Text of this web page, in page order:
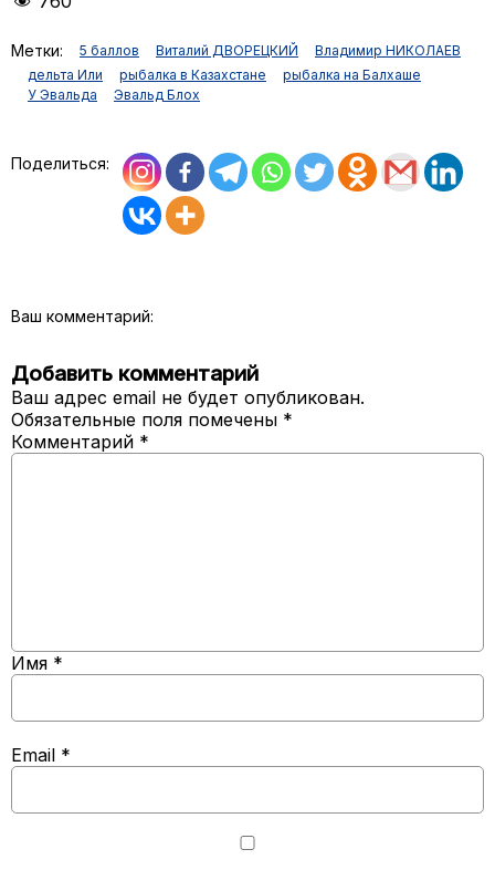
Метки: 5 баллов Виталий ДВОРЕЦКИЙ
Владимир НИКОЛАЕВ
дельта Или
рыбалка в Казахстане
рыбалка на Балхаше
У Эвальда
Эвальд Блох
Поделиться:
Ваш комментарий:
Добавить комментарий
Ваш адрес email не будет опубликован.
Обязательные поля помечены *
Комментарий *
Имя *
Email *